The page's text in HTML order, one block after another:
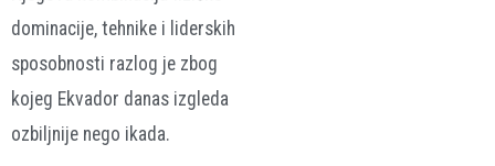
dominacije, tehnike i liderskih
sposobnosti razlog je zbog
kojeg Ekvador danas izgleda
ozbiljnije nego ikada.